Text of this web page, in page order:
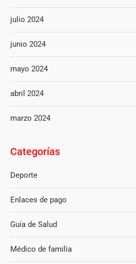
julio 2024
junio 2024
mayo 2024
abril 2024
marzo 2024
Categorías
Deporte
Enlaces de pago
Guía de Salud
Médico de familia